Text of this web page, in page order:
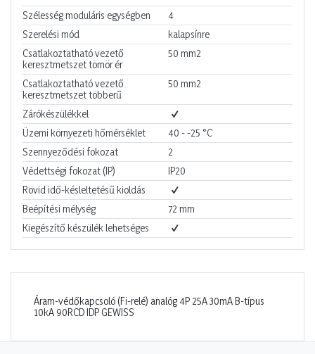
Szélesség moduláris egységben
4
Szerelési mód
kalapsínre
Csatlakoztatható vezető
keresztmetszet tömör ér
50 mm2
Csatlakoztatható vezető
keresztmetszet többerű
50 mm2
Zárókészülékkel
Üzemi környezeti hőmérséklet
40 - -25 °C
Szennyeződési fokozat
2
Védettségi fokozat (IP)
IP20
Rövid idő-késleltetésű kioldás
Beépítési mélység
72 mm
Kiegészítő készülék lehetséges
Áram-védőkapcsoló (Fi-relé) analóg 4P 25A 30mA B-típus
10kA 90RCD IDP GEWISS